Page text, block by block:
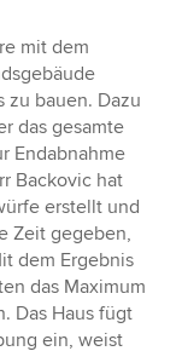
mit dem
zu bauen. Dazu
das gesamte
Endabnahme
Backovic hat
erstellt und
Zeit gegeben,
dem Ergebnis
das Maximum
Das Haus fügt
ein, weist